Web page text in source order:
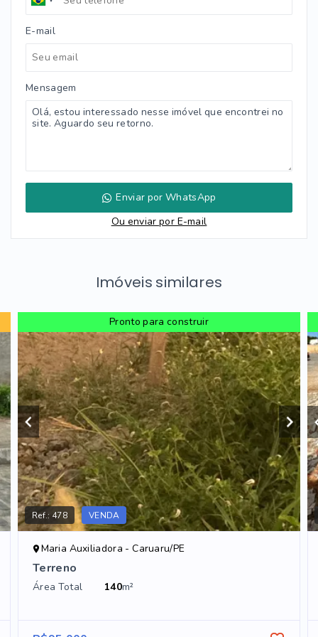
E-mail
Mensagem
Enviar por WhatsApp
Ou enviar por E-mail
Imóveis similares
Pronto para construir
Ref.: 478 VENDA
Maria Auxiliadora - Caruaru/PE
Terreno
Área Total 140m²